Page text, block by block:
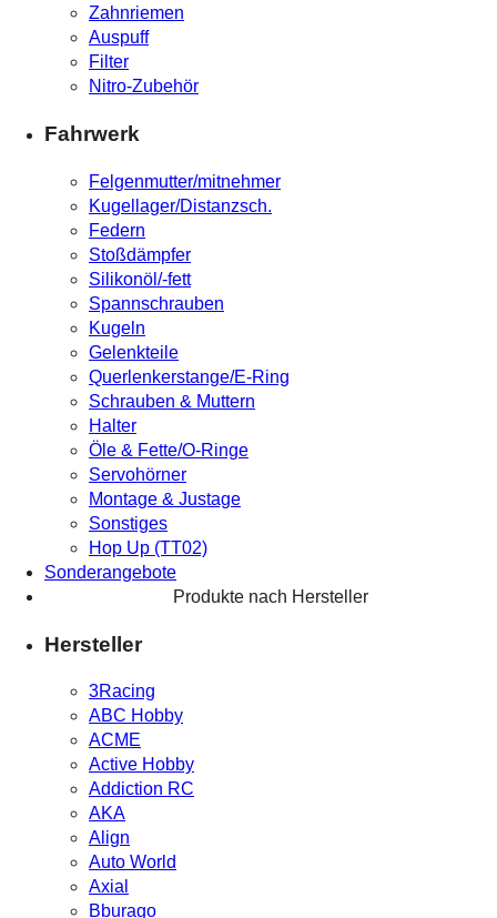
Zahnriemen
Auspuff
Filter
Nitro-Zubehör
Fahrwerk
Felgenmutter/mitnehmer
Kugellager/Distanzsch.
Federn
Stoßdämpfer
Silikonöl/-fett
Spannschrauben
Kugeln
Gelenkteile
Querlenkerstange/E-Ring
Schrauben & Muttern
Halter
Öle & Fette/O-Ringe
Servohörner
Montage & Justage
Sonstiges
Hop Up (TT02)
Sonderangebote
Produkte nach Hersteller
Hersteller
3Racing
ABC Hobby
ACME
Active Hobby
Addiction RC
AKA
Align
Auto World
Axial
Bburago